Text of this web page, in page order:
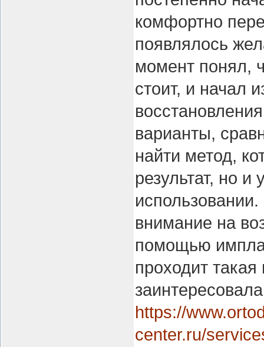
комфортно
появлялось
момент понял,
стоит, и начал
варианты,
найти метод,
результат, но
внимание на
помощью
проходит
https://
center.ru/